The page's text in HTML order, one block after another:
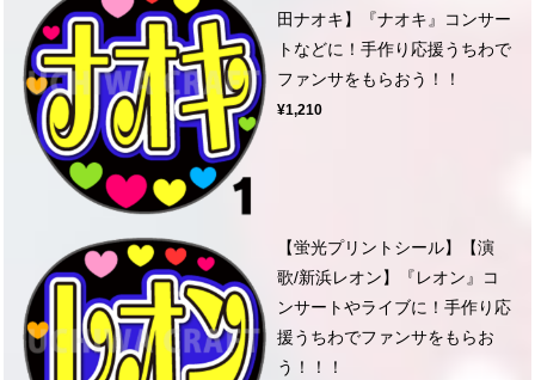
田ナオキ】『ナオキ』コンサー
トなどに！手作り応援うちわで
ファンサをもらおう！！
¥1,210
【蛍光プリントシール】【演
歌/新浜レオン】『レオン』コ
ンサートやライブに！手作り応
援うちわでファンサをもらお
う！！！